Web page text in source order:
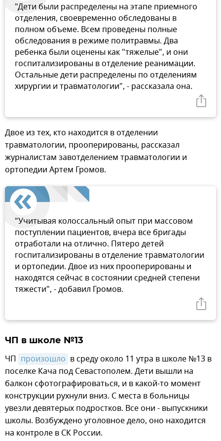
"Дети были распределены на этапе приемного
отделения, своевременно обследованы в
полном объеме. Всем проведены полные
обследования в режиме политравмы. Два
ребенка были оценены как "тяжелые", и они
госпитализированы в отделение реанимации.
Остальные дети распределены по отделениям
хирургии и травматологии", - рассказала она.
Двое из тех, кто находится в отделении
травматологии, прооперированы, рассказал
журналистам завотделением травматологии и
ортопедии Артем Громов.
"Учитывая колоссальный опыт при массовом
поступлении пациентов, вчера все бригады
отработали на отлично. Пятеро детей
госпитализированы в отделение травматологии
и ортопедии. Двое из них прооперированы и
находятся сейчас в состоянии средней степени
тяжести", - добавил Громов.
ЧП в школе №13
ЧП произошло в среду около 11 утра в школе №13 в
поселке Кача под Севастополем. Дети вышли на
балкон сфотографироваться, и в какой-то момент
конструкции рухнули вниз. С места в больницы
увезли девятерых подростков. Все они - выпускники
школы. Возбуждено уголовное дело, оно находится
на контроле в СК России.